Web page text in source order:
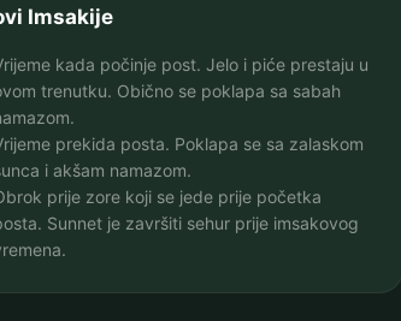
Imsakije
kada počinje post. Jelo i piće prestaju u
trenutku. Obično se poklapa sa sabah
prekida posta. Poklapa se sa zalaskom
i akšam namazom.
prije zore koji se jede prije početka
Sunnet je završiti sehur prije imsakovog